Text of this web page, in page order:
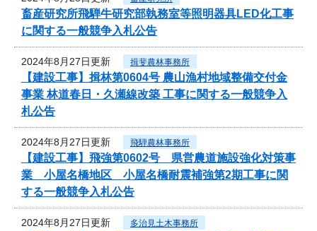
畜産研究所飛騨牛研究部執務室等照明器具LED化工事
に関する一般競争入札公告
2024年8月27日更新 揖斐農林事務所
【建設工事】揖林第0604号 農山漁村地域整備交付金
事業 林道春日・久瀬線改築 工事に関する一般競争入
札公告
2024年8月27日更新 飛騨農林事務所
【建設工事】飛強第0602号 県営農道施設強化対策事
業 小屋名橋地区 小屋名橋耐震補強第2期工事に関
する一般競争入札公告
2024年8月27日更新 多治見土木事務所